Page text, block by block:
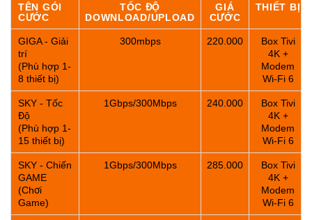
TÊN GÓI
CƯỚC
TỐC ĐỘ
DOWNLOAD/UPLOAD
GIÁ
CƯỚC
THIẾT BỊ
GIGA - Giải
trí
(Phù hợp 1-
8 thiết bị)
300mbps 220.000
Box Tivi
4K +
Modem
Wi-Fi 6
SKY - Tốc
Độ
(Phù hợp 1-
15 thiết bị)
1Gbps/300Mbps 240.000
Box Tivi
4K +
Modem
Wi-Fi 6
SKY - Chiến
GAME
(Chơi
Game)
1Gbps/300Mbps 285.000
Box Tivi
4K +
Modem
Wi-Fi 6